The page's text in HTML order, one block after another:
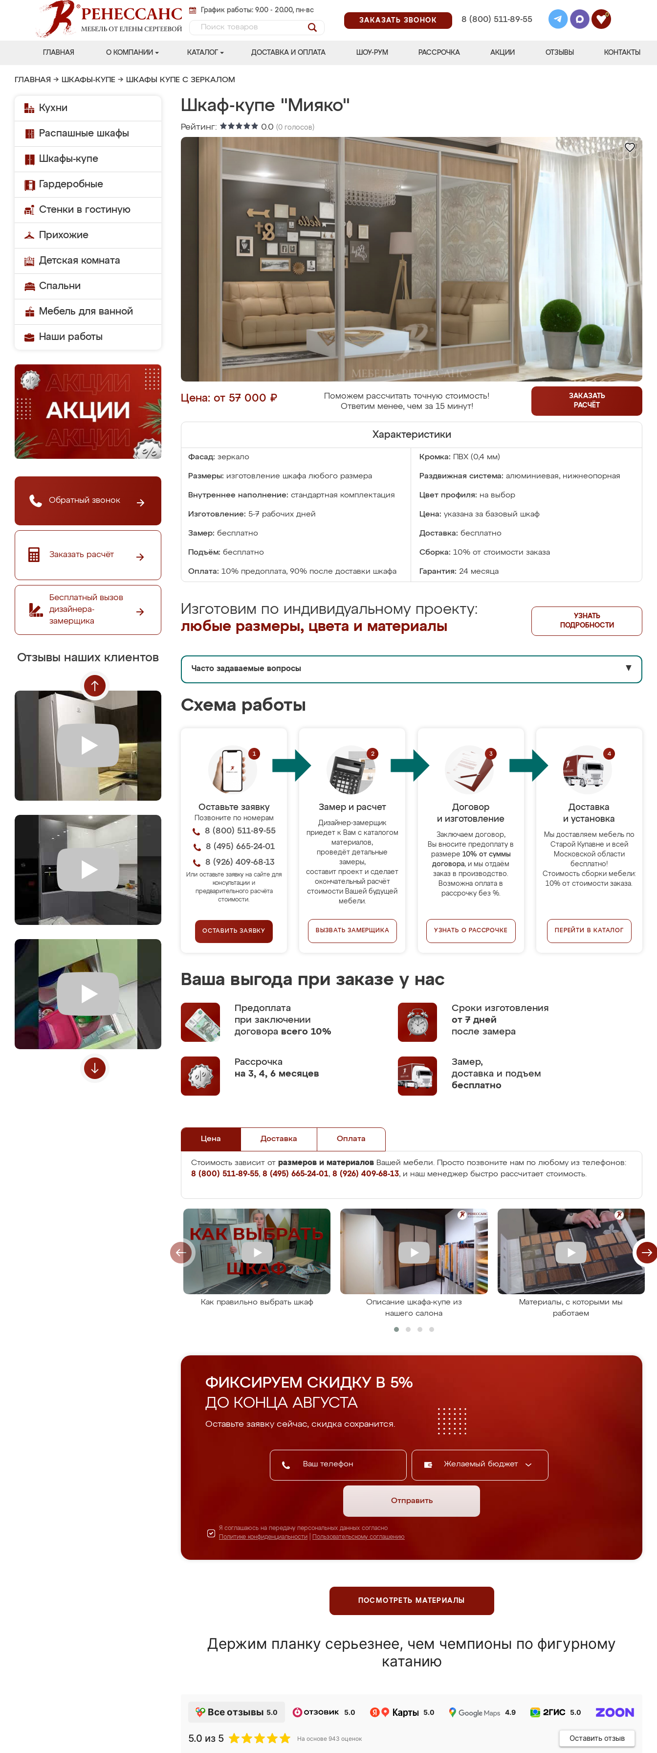
График работы: 9.00 - 20.00, пн-вс
ЗАКАЗАТЬ ЗВОНОК
8 (800) 511-89-55
0
ГЛАВНАЯ О КОМПАНИИ КАТАЛОГ ДОСТАВКА И ОПЛАТА ШОУ-РУМ РАССРОЧКА АКЦИИ ОТЗЫВЫ КОНТАКТЫ
ГЛАВНАЯ → ШКАФЫ-КУПЕ → ШКАФЫ КУПЕ С ЗЕРКАЛОМ
Кухни
Распашные шкафы
Шкафы-купе
Гардеробные
Стенки в гостиную
Прихожие
Детская комната
Спальни
Мебель для ванной
Наши работы
Обратный звонок
Заказать расчёт
Бесплатный вызов
дизайнера-
замерщика
Отзывы наших клиентов
Шкаф-купе "Мияко"
Рейтинг: 0.0 (0 голосов)
Цена: от 57 000 ₽
Поможем рассчитать точную стоимость!
Ответим менее, чем за 15 минут!
ЗАКАЗАТЬ
РАСЧЁТ
Характеристики
Фасад: зеркало Кромка: ПВХ (0,4 мм)
Размеры: изготовление шкафа любого размера Раздвижная система: алюминиевая, нижнеопорная
Внутреннее наполнение: стандартная комплектация Цвет профиля: на выбор
Изготовление: 5-7 рабочих дней Цена: указана за базовый шкаф
Замер: бесплатно Доставка: бесплатно
Подъём: бесплатно Сборка: 10% от стоимости заказа
Оплата: 10% предоплата, 90% после доставки шкафа Гарантия: 24 месяца
Изготовим по индивидуальному проекту:
любые размеры, цвета и материалы
УЗНАТЬ
ПОДРОБНОСТИ
Часто задаваемые вопросы ▼
Схема работы
Оставьте заявку
Позвоните по номерам
8 (800) 511-89-55
8 (495) 665-24-01
8 (926) 409-68-13
Или оставьте заявку на сайте для
консультации и
предварительного расчёта
стоимости.
ОСТАВИТЬ ЗАЯВКУ
Замер и расчет
Дизайнер-замерщик
приедет к Вам с каталогом
материалов,
проведёт детальные
замеры,
составит проект и сделает
окончательный расчёт
стоимости Вашей будущей
мебели.
ВЫЗВАТЬ ЗАМЕРЩИКА
Договор
и изготовление
Заключаем договор,
Вы вносите предоплату в
размере 10% от суммы
договора, и мы отдаём
заказ в производство.
Возможна оплата в
рассрочку без %.
УЗНАТЬ О РАССРОЧКЕ
Доставка
и установка
Мы доставляем мебель по
Старой Купавне и всей
Московской области
бесплатно!
Стоимость сборки мебели:
10% от стоимости заказа.
ПЕРЕЙТИ В КАТАЛОГ
Ваша выгода при заказе у нас
Предоплата
при заключении
договора всего 10%
Сроки изготовления
от 7 дней
после замера
Рассрочка
на 3, 4, 6 месяцев
Замер,
доставка и подъем
бесплатно
Цена Доставка Оплата
Стоимость зависит от размеров и материалов Вашей мебели. Просто позвоните нам по любому из телефонов:
8 (800) 511-89-55, 8 (495) 665-24-01, 8 (926) 409-68-13, и наш менеджер быстро рассчитает стоимость.
Как правильно выбрать шкаф
Описание шкафа-купе из
нашего салона
Материалы, с которыми мы
работаем
ФИКСИРУЕМ СКИДКУ В 5%
ДО КОНЦА АВГУСТА
Оставьте заявку сейчас, скидка сохранится.
Желаемый бюджет
Отправить
Я соглашаюсь на передачу персональных данных согласно
Политике конфиденциальности
Пользовательскому соглашению
ПОСМОТРЕТЬ МАТЕРИАЛЫ
Держим планку серьезнее, чем чемпионы по фигурному
катанию
Все отзывы 5.0 5.0 5.0 4.9 5.0
5.0 из 5 На основе 943 оценок Оставить отзыв